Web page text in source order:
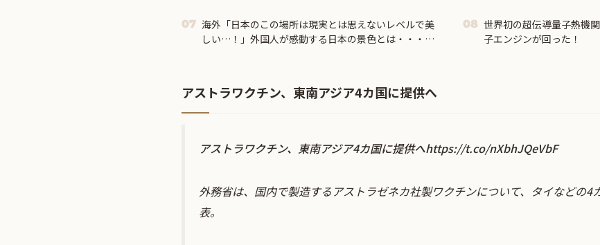
07 海外「日本のこの場所は現実とは思えないレベルで美
しい…！」外国人が感動する日本の景色とは・・・？
08 世界初の超伝導量子熱機
子エンジンが回った！
アストラワクチン、東南アジア4カ国に提供へ
アストラワクチン、東南アジア4カ国に提供へhttps://t.co/nXbhJQeVbF
外務省は、国内で製造するアストラゼネカ社製ワクチンについて、タイなどの4
表。